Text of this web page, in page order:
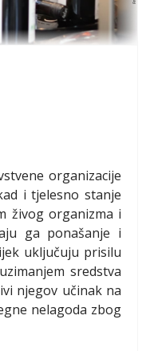
organizacije
i tjelesno stanje
živog organizma i
ga ponašanje i
uključuju prisilu
sredstva
njegov učinak na
nelagoda zbog